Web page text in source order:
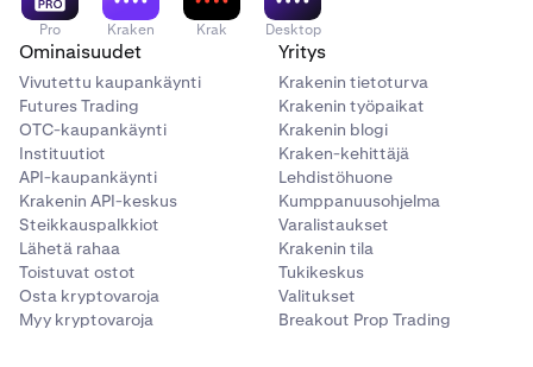
Pro Kraken Krak Desktop
Ominaisuudet
Vivutettu kaupankäynti
Futures Trading
OTC-kaupankäynti
Instituutiot
API-kaupankäynti
Krakenin API-keskus
Steikkauspalkkiot
Lähetä rahaa
Toistuvat ostot
Osta kryptovaroja
Myy kryptovaroja
Yritys
Krakenin tietoturva
Krakenin työpaikat
Krakenin blogi
Kraken-kehittäjä
Lehdistöhuone
Kumppanuusohjelma
Varalistaukset
Krakenin tila
Tukikeskus
Valitukset
Breakout Prop Trading